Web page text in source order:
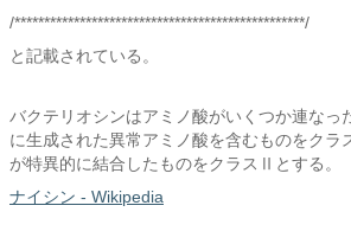
/*************************************************/
と記載されている。
バクテリオシンはアミノ酸がいくつか連なっ
に生成された異常アミノ酸を含むものをク
が特異的に結合したものをクラスⅡとする。
ナイシン - Wikipedia